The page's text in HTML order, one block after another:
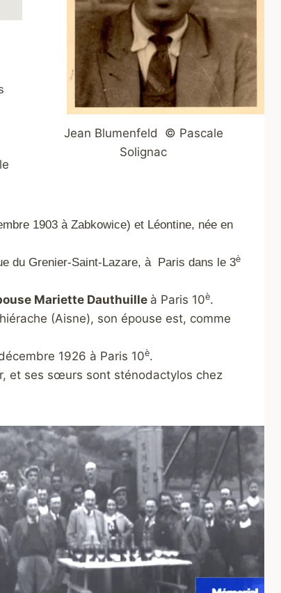
Jean Blumenfeld © Pascale
Solignac
1903 à Zabkowice) et Léontine, née en
du Grenier-Saint-Lazare, à Paris dans le 3è
Mariette Dauthuille à Paris 10è.
(Aisne), son épouse est, comme
1926 à Paris 10è.
et ses sœurs sont sténodactylos chez